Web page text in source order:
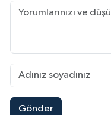
Gönder